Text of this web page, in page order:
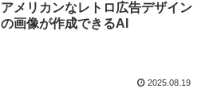
アメリカンなレトロ広告デザイン
の画像が作成できるAI
2025.08.19